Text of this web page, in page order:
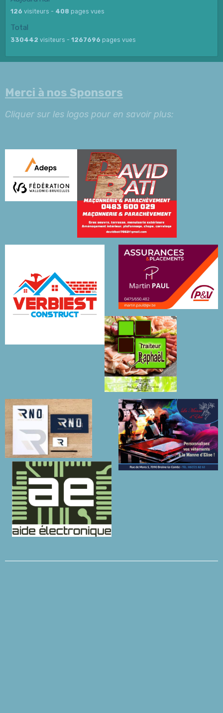
126 visiteurs - 408 pages vues
Total
330442 visiteurs - 1267696 pages vues
Merci à nos Sponsors
Cliquer sur les logos pour en savoir plus: